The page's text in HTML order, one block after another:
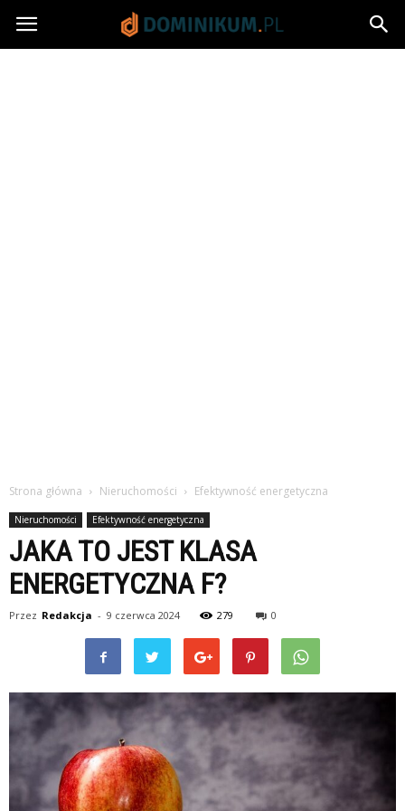
Dominikum.pl
Strona główna Nieruchomości Efektywność energetyczna
Nieruchomości Efektywność energetyczna
JAKA TO JEST KLASA
ENERGETYCZNA F?
Przez Redakcja - 9 czerwca 2024 279 0